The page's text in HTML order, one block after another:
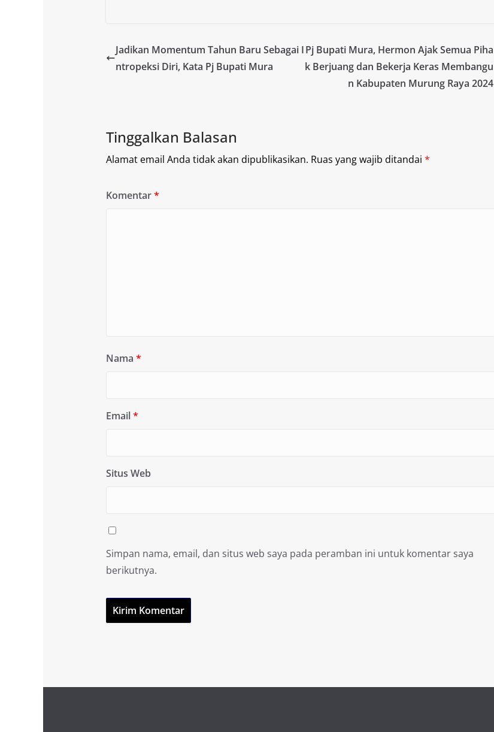
Jadikan Momentum Tahun Baru Sebagai I
ntropeksi Diri, Kata Pj Bupati Mura
Pj Bupati Mura, Hermon Ajak Semua Piha
k Berjuang dan Bekerja Keras Membangu
n Kabupaten Murung Raya 2024
Tinggalkan Balasan
Alamat email Anda tidak akan dipublikasikan. Ruas yang wajib ditandai *
Komentar*
Nama *
Email*
Situs Web
Simpan nama, email, dan situs web saya pada peramban ini untuk komentar saya
berikutnya.